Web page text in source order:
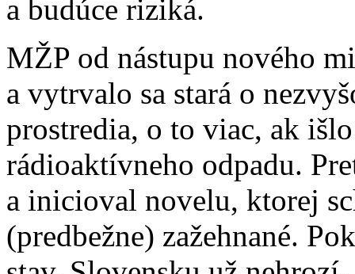
a budúce riziká.
MŽP od nástupu nového
a vytrvalo sa stará o
prostredia, o to viac, ak
rádioaktívneho odpadu.
a inicioval novelu, ktorej
(predbežne) zažehnané.